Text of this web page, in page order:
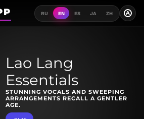
RU EN ES JA ZH A
Lao Lang
Essentials
STUNNING VOCALS AND SWEEPING
ARRANGEMENTS RECALL A GENTLER
AGE.